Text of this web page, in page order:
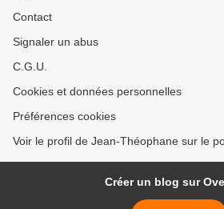
Contact
Signaler un abus
C.G.U.
Cookies et données personnelles
Préférences cookies
Voir le profil de Jean-Théophane sur le
Créer un blog sur